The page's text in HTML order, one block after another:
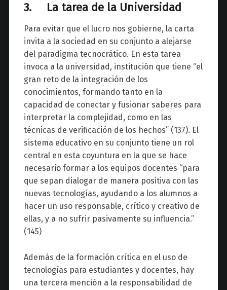
3. La tarea de la Universidad
Para evitar que el lucro nos gobierne, la carta
invita a la sociedad en su conjunto a alejarse
del paradigma tecnocrático. En esta tarea
invoca a la universidad, institución que tiene “el
gran reto de la integración de los
conocimientos, formando tanto en la
capacidad de conectar y fusionar saberes para
interpretar la complejidad, como en las
técnicas de verificación de los hechos” (137). El
sistema educativo en su conjunto tiene un rol
central en esta coyuntura en la que se hace
necesario formar a los equipos docentes “para
que sepan dialogar de manera positiva con las
nuevas tecnologías, ayudando a los alumnos a
hacer un uso responsable, crítico y creativo de
ellas, y a no sufrir pasivamente su influencia.”
(145)
Además de la formación crítica en el uso de
tecnologías para estudiantes y docentes, hay
una tercera mención a la responsabilidad de